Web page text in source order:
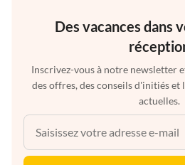
Des vacances dans
Inscrivez-vous à notre newsletter
des offres, des conseils d'initiés et
actuelles.